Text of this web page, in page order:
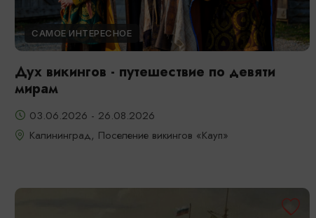
САМОЕ ИНТЕРЕСНОЕ
Дух викингов - путешествие по девяти
мирам
03.06.2026 - 26.08.2026
Калининград, Поселение викингов «Кауп»